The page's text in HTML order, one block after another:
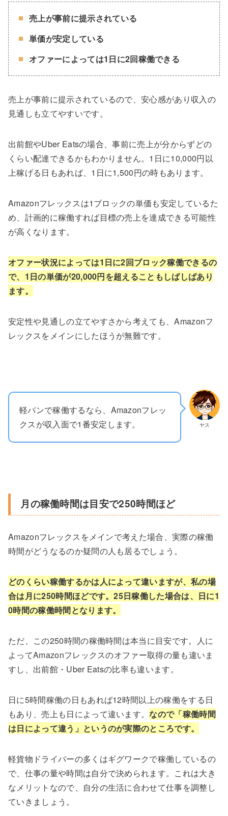
売上が事前に提示されている
単価が安定している
オファーによっては1 日に2回稼働できる
売上が事前に提示されているので、安心感があり収入の
見通しも立てやすいです。
出前館やUber Eatsの場合、事前に売上が分からずどの
くらい配達できるかもわかりません。1日に10,000円以
上稼げる日もあれば、1日に1,500円の時もあります。
Amazonフレックスは1ブロックの単価も安定しているた
め、計画的に稼働すれば目標の売上を達成できる可能性
が高くなります。
オファー状況によっては1日に2回ブロック稼働できるの
で、1日の単価が20,000円を超えることもしばしばあり
ます。
安定性や見通しの立てやすさから考えても、Amazonフ
レックスをメインにしたほうが無難です。
ヤス
軽バンで稼働するなら、Amazonフレッ
クスが収入面で1番安定します。
月の稼働時間は目安で250時間ほど
Amazonフレックスをメインで考えた場合、実際の稼働
時間がどうなるのか疑問の人も居るでしょう。
どのくらい稼働するかは人によって違いますが、私の場
合は月に250時間ほどです。25日稼働した場合は、日に1
0時間の稼働時間となります。
ただ、この250時間の稼働時間は本当に目安です。人に
よってAmazonフレックスのオファー取得の量も違いま
すし、出前館・Uber Eatsの比率も違います。
日に5時間稼働の日もあれば12時間以上の稼働をする日
もあり、売上も日によって違います。なので「稼働時間
は日によって違う」というのが実際のところです。
軽貨物ドライバーの多くはギグワークで稼働しているの
で、仕事の量や時間は自分で決められます。これは大き
なメリットなので、自分の生活に合わせて仕事を調整し
ていきましょう。